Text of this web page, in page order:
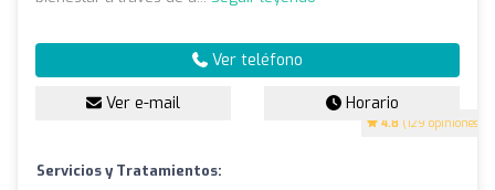
4.8 (129 opiniones)
Ver teléfono
Ver e-mail Horario
Servicios y Tratamientos: